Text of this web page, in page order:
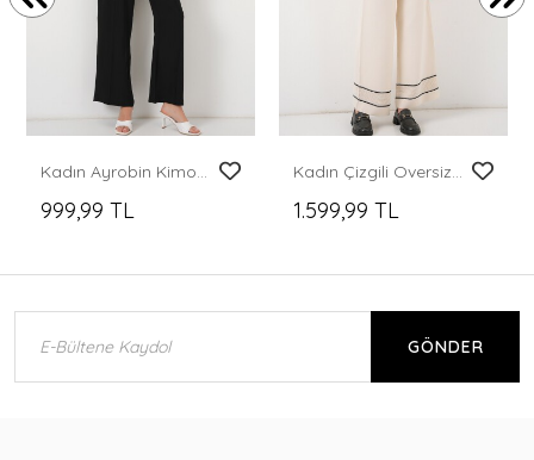
Kadın Ayrobin Kimono Pantolon İkili Takım 6739 - Siyah
999,99 TL
Kadın Çizgili Oversize Triko İkili Takım 15957 - Ekru
1.599,99 TL
GÖNDER